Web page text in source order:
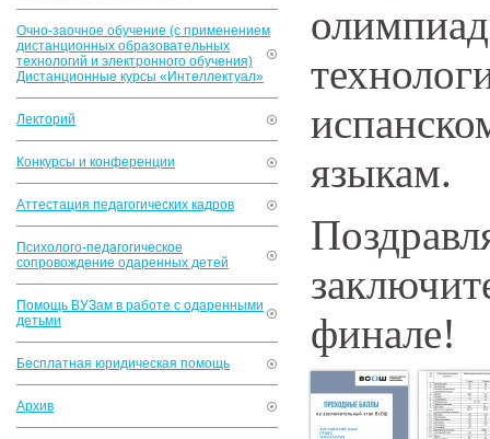
Очно-заочное обучение (с применением
дистанционных образовательных
технологий и электронного обучения)
Дистанционные курсы «Интеллектуал»
Лекторий
Конкурсы и конференции
Аттестация педагогических кадров
Психолого-педагогическое
сопровождение одаренных детей
Помощь ВУЗам в работе с одаренными
детьми
Бесплатная юридическая помощь
Архив
языкам.
финале!